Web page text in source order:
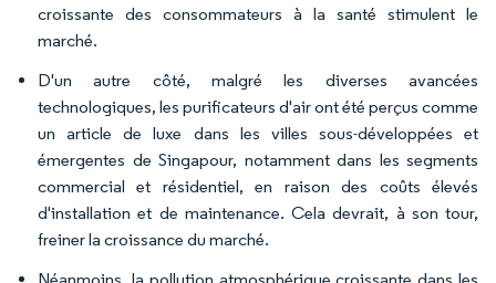
croissante des consommateurs à la santé stimulent le
marché.
D'un autre côté, malgré les diverses avancées
technologiques, les purificateurs d'air ont été perçus comme
un article de luxe dans les villes sous-développées et
émergentes de Singapour, notamment dans les segments
commercial et résidentiel, en raison des coûts élevés
d'installation et de maintenance. Cela devrait, à son tour,
freiner la croissance du marché.